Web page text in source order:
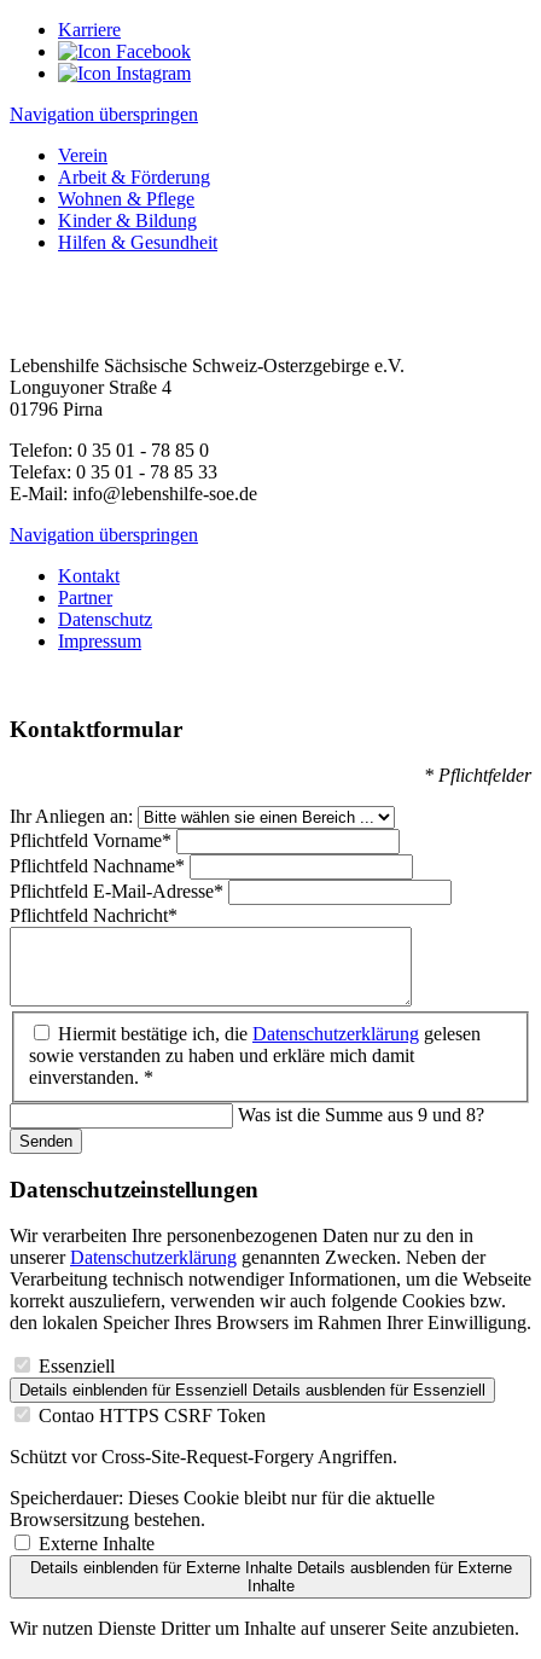
Karriere
Navigation überspringen
Verein
Arbeit & Förderung
Wohnen & Pflege
Kinder & Bildung
Hilfen & Gesundheit
Lebenshilfe Sächsische Schweiz-Osterzgebirge e.V.
Longuyoner Straße 4
01796 Pirna
Telefon: 0 35 01 - 78 85 0
Telefax: 0 35 01 - 78 85 33
E-Mail: info@lebenshilfe-soe.de
Navigation überspringen
Kontakt
Partner
Datenschutz
Impressum
Kontaktformular
* Pflichtfelder
Ihr Anliegen an:
Pflichtfeld Vorname*
Pflichtfeld Nachname*
Pflichtfeld E-Mail-Adresse*
Pflichtfeld Nachricht*
Hiermit bestätige ich, die Datenschutzerklärung gelesen
sowie verstanden zu haben und erkläre mich damit
einverstanden. *
Was ist die Summe aus 9 und 8?
Senden
Datenschutz­einstellungen
Wir verarbeiten Ihre personenbezogenen Daten nur zu den in
unsererDatenschutzerklärung genannten Zwecken. Neben der
Verarbeitung technisch notwendiger Informationen, um die Webseite
korrekt auszuliefern, verwenden wir auch folgende Cookies bzw.
den lokalen Speicher Ihres Browsers im Rahmen Ihrer Einwilligung.
Essenziell
Details einblenden für Essenziell Details ausblenden für Essenziell
Contao HTTPS CSRF Token
Schützt vor Cross-Site-Request-Forgery Angriffen.
Speicherdauer: Dieses Cookie bleibt nur für die aktuelle
Browsersitzung bestehen.
Externe Inhalte
Details einblendenfür Externe Inhalte Details ausblendenfür Externe
Inhalte
Wir nutzen Dienste Dritter um Inhalte auf unserer Seite anzubieten.